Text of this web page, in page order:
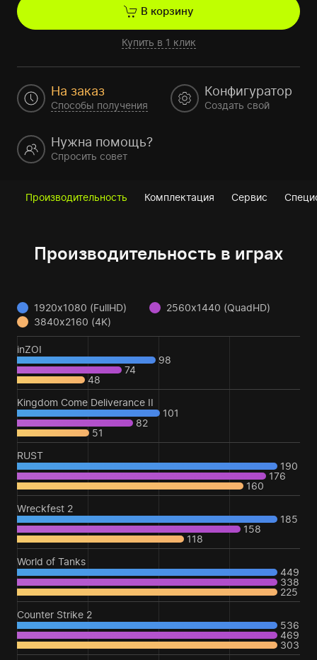
В корзину
Купить в 1 клик
На заказ
Способы получения
Конфигуратор
Создать свой
Нужна помощь?
Спросить совет
Производительность Комплектация Сервис
Производительность в играх
1920x1080 (FullHD)
2560x1440 (QuadHD)
3840x2160 (4K)
inZOI
98
74
48
Kingdom Come Deliverance II
101
82
51
RUST
190
176
160
Wreckfest 2
185
158
118
World of Tanks
449
338
225
Counter Strike 2
536
469
303